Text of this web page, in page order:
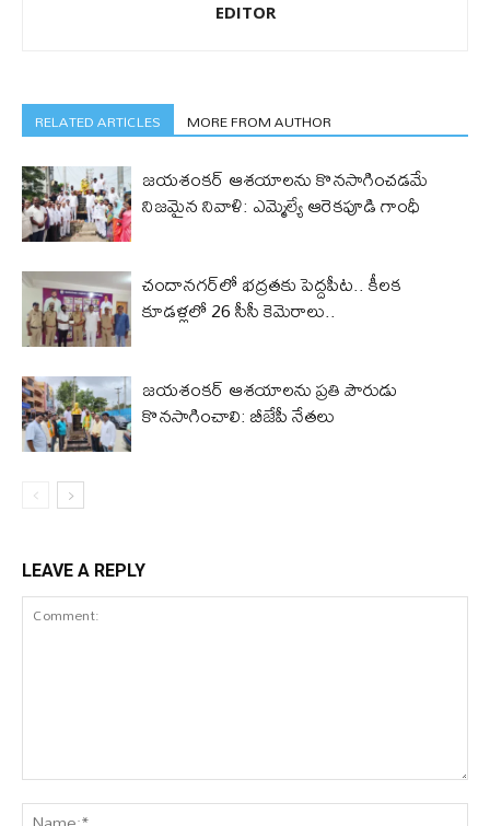
EDITOR
RELATED ARTICLES MORE FROM AUTHOR
జయశంకర్ ఆశయాలను కొనసాగించడమే
నిజమైన నివాళి: ఎమ్మెల్యే ఆరెక‌పూడి గాంధీ
చందానగర్‌లో భద్రతకు పెద్దపీట.. కీలక
కూడళ్లలో 26 సీసీ కెమెరాలు..
జయశంకర్ ఆశయాలను ప్రతి పౌరుడు
కొనసాగించాలి: బీజేపీ నేతలు
LEAVE A REPLY